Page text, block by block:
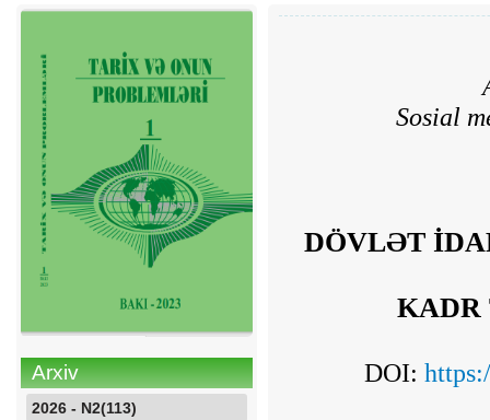
Arxiv
2026 - N2(113)
Sosial
DÖVLƏT
KADR
DOI: